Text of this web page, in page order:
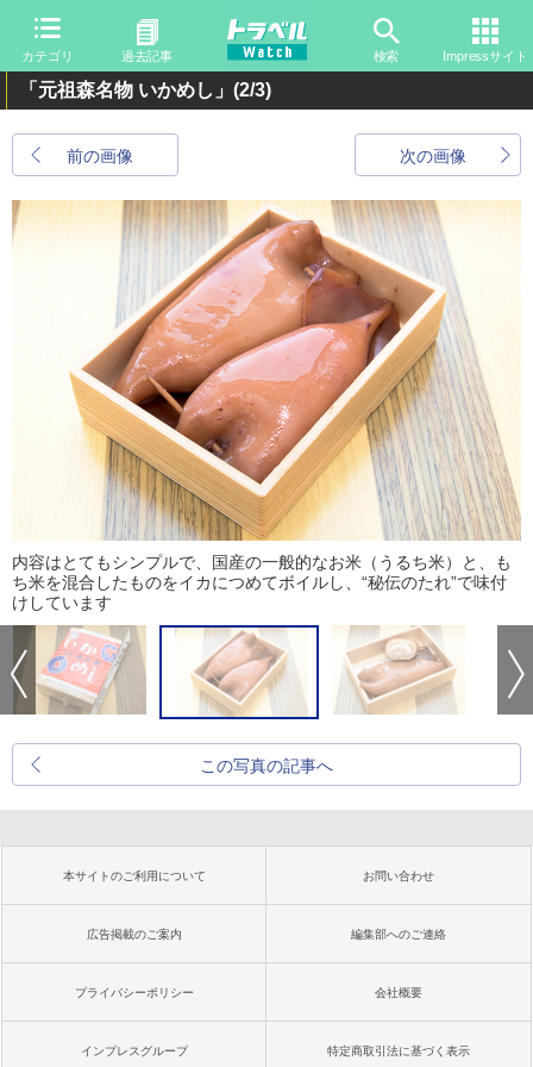
カテゴリ 過去記事 検索 Impressサイト
「元祖森名物 いかめし」 (2/3)
前の画像 次の画像
内容はとてもシンプルで、国産の一般的なお米（うるち米）と、も
ち米を混合したものをイカにつめてボイルし、“秘伝のたれ”で味付
けしています
この写真の記事へ
本サイトのご利用について お問い合わせ
広告掲載のご案内 編集部へのご連絡
プライバシーポリシー 会社概要
インプレスグループ 特定商取引法に基づく表示